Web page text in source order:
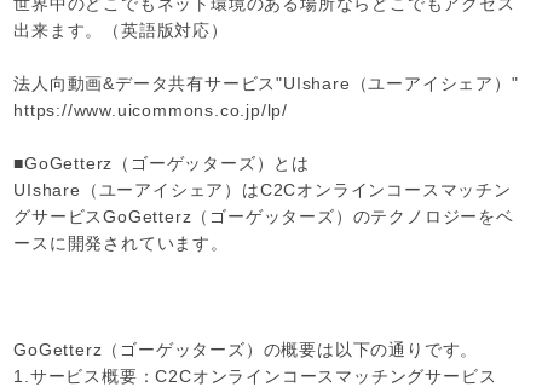
出来ます。（英語版対応）
法人向動画&データ共有サービス"UIshare（ユーアイシェア）"
https://www.uicommons.co.jp/lp/
■GoGetterz（ゴーゲッターズ）とは
UIshare（ユーアイシェア）はC2Cオンラインコースマッチン
グサービスGoGetterz（ゴーゲッターズ）のテクノロジーをベ
ースに開発されています。
GoGetterz（ゴーゲッターズ）の概要は以下の通りです。
1.サービス概要：C2Cオンラインコースマッチングサービス